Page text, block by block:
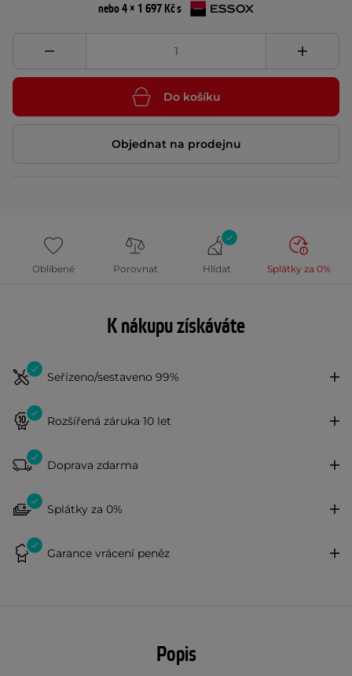
nebo 4 × 1 697 Kč s
Do košíku
Objednat na prodejnu
Oblíbené Porovnat Hlídat Splátky za 0%
K nákupu získáváte
Seřízeno/sestaveno 99%
Rozšířená záruka 10 let
Doprava zdarma
Splátky za 0%
Garance vrácení peněz
Popis